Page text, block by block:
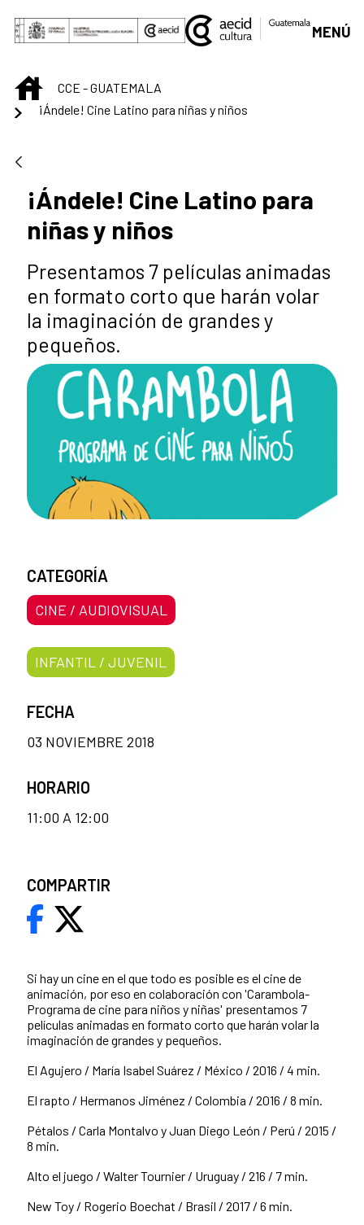
Saltar al contenido principal
MENÚ
INICIOCCE - GUATEMALA
¡Ándele! Cine Latino para niñas y niños
¡Ándele! Cine Latino para
niñas y niños
Presentamos 7 películas animadas
en formato corto que harán volar
la imaginación de grandes y
pequeños.
Si hay un cine en el que todo es posible es el cine de
animación, por eso en colaboración con 'Carambola-
Programa de cine para niños y niñas' presentamos 7
películas animadas en formato corto que harán volar la
imaginación de grandes y pequeños.
El Agujero / María Isabel Suárez / México / 2016 / 4 min.
El rapto / Hermanos Jiménez / Colombia / 2016 / 8 min.
Pétalos / Carla Montalvo y Juan Diego León / Perú / 2015 /
8 min.
Alto el juego / Walter Tournier / Uruguay / 216 / 7 min.
New Toy / Rogerio Boechat / Brasil / 2017 / 6 min.
CATEGORÍA
CINE / AUDIOVISUAL
INFANTIL / JUVENIL
FECHA
03 NOVIEMBRE 2018
HORARIO
11:00 A 12:00
COMPARTIR